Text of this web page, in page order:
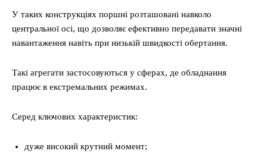
У таких конструкціях поршні розташовані навколо
центральної осі, що дозволяє ефективно передавати значні
навантаження навіть при низькій швидкості обертання.
Такі агрегати застосовуються у сферах, де обладнання
працює в екстремальних режимах.
Серед ключових характеристик:
дуже високий крутний момент;